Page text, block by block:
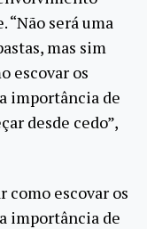
“Não será uma
mas sim
escovar os
importância de
desde cedo”,
como escovar os
importância de